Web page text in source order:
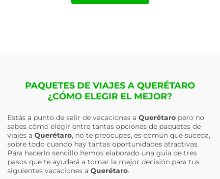
PAQUETES DE VIAJES A QUERÉTARO
¿CÓMO ELEGIR EL MEJOR?
Estás a punto de salir de vacaciones a Querétaro pero no
sabes cómo elegir entre tantas opciones de paquetes de
viajes a Querétaro, no te preocupes, es común que suceda,
sobre todo cuando hay tantas oportunidades atractivas.
Para hacerlo sencillo hemos elaborado una guía de tres
pasos que te ayudará a tomar la mejor decisión para tus
siguientes vacaciones a Querétaro.